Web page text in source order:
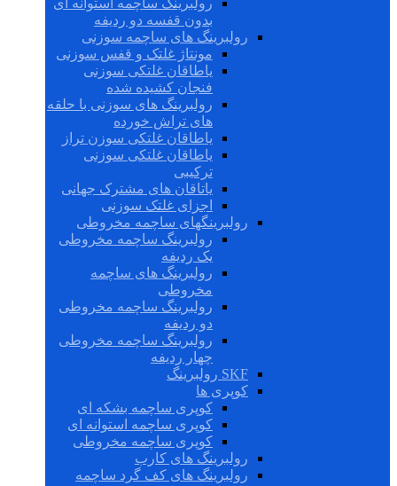
رولبرینگ ساچمه استوانه ای
بدون قفسه دو ردیفه
رولبرینگ های ساچمه سوزنی
مونتاژ غلتک و قفس سوزنی
یاطاقان غلتکی سوزنی
فنجان کشیده شده
رولبرینگ های سوزنی با حلقه
های تراش خورده
یاطاقان غلتکی سوزن تراز
یاطاقان غلتکی سوزنی
ترکیبی
یاتاقان های مشترک جهانی
اجزای غلتک سوزنی
رولبرینگهای ساچمه مخروطی
رولبرینگ ساچمه مخروطی
یک ردیفه
رولبرینگ های ساچمه
مخروطی
رولبرینگ ساچمه مخروطی
دو ردیفه
رولبرینگ ساچمه مخروطی
چهار ردیفه
SKF رولبرینگ
کوپری ها
کوپری ساچمه بشکه ای
کوپری ساچمه استوانه ای
کوپری ساچمه مخروطی
رولبرینگ های کارب
رولبرینگ های کف گرد ساچمه